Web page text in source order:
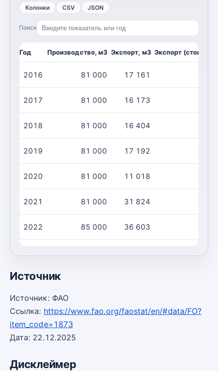
Колонки
CSV JSON
Поиск
Год Производство, м3 Экспорт, м3 Экспорт
2016 81 000 17 161
2017 81 000 16 173
2018 81 000 16 404
2019 81 000 17 192
2020 81 000 11 018
2021 81 000 31 824
2022 85 000 36 603
Источник
Источник: ФАО
Ссылка: https://www.fao.org/faostat/en/#data/FO?
item_code=1873
Дата: 22.12.2025
Дисклеймер